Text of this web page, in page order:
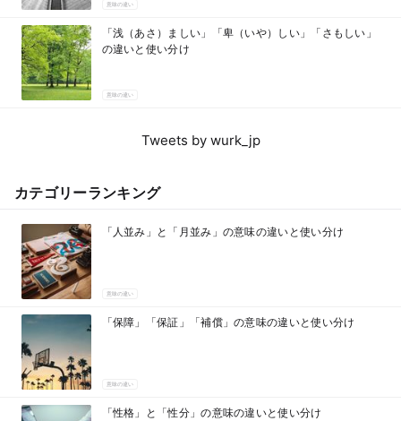
意味の違い
「浅（あさ）ましい」「卑（いや）しい」「さもしい」
の違いと使い分け
意味の違い
Tweets by wurk_jp
カテゴリーランキング
「人並み」と「月並み」の意味の違いと使い分け
意味の違い
「保障」「保証」「補償」の意味の違いと使い分け
意味の違い
「性格」と「性分」の意味の違いと使い分け